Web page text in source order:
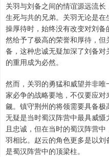
关羽与刘备之间的情谊源远流
生死与共的兄弟。关羽无论是
操厚待时，始终没有改变对刘
然给予了极高的荣誉和厚待，
备，这种忠诚无疑加深了刘备
的重用成为必然。
然而，关羽的勇猛和威望并非
家必争的战略要地，不仅要应
觎。镇守荆州的将领需要具备
无疑是当时蜀汉阵营中最具威
且忠诚，但在当时的蜀汉阵营
羽相比。赵云的角色更多是以
是蜀汉阵营中的顶梁柱。